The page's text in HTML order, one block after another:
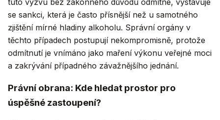
se sankci, která je často přísnější než u samotného
zjištění mírné hladiny alkoholu. Správní orgány v
těchto případech postupují nekompromisně, protože
odmítnutí je vnímáno jako maření výkonu veřejné moci
a zakrývání případného závažnějšího jednání.
Právní obrana: Kde hledat prostor pro
úspěšné zastoupení?